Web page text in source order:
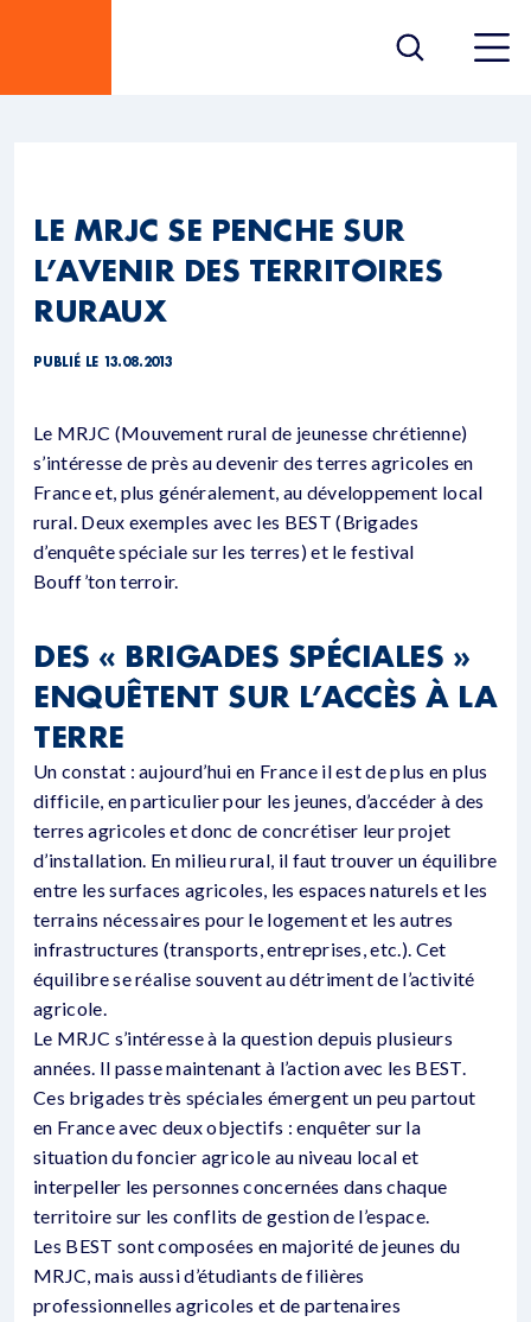
LE MRJC SE PENCHE SUR
L’AVENIR DES TERRITOIRES
RURAUX
PUBLIÉ LE 13.08.2013
Le MRJC (Mouvement rural de jeunesse chrétienne)
s’intéresse de près au devenir des terres agricoles en
France et, plus généralement, au développement local
rural. Deux exemples avec les BEST (Brigades
d’enquête spéciale sur les terres) et le festival
Bouff’ton terroir.
DES « BRIGADES SPÉCIALES »
ENQUÊTENT SUR L’ACCÈS À LA
TERRE
Un constat : aujourd’hui en France il est de plus en plus
difficile, en particulier pour les jeunes, d’accéder à des
terres agricoles et donc de concrétiser leur projet
d’installation. En milieu rural, il faut trouver un équilibre
entre les surfaces agricoles, les espaces naturels et les
terrains nécessaires pour le logement et les autres
infrastructures (transports, entreprises, etc.). Cet
équilibre se réalise souvent au détriment de l’activité
agricole.
Le MRJC s’intéresse à la question depuis plusieurs
années. Il passe maintenant à l’action avec les BEST.
Ces brigades très spéciales émergent un peu partout
en France avec deux objectifs : enquêter sur la
situation du foncier agricole au niveau local et
interpeller les personnes concernées dans chaque
territoire sur les conflits de gestion de l’espace.
Les BEST sont composées en majorité de jeunes du
MRJC, mais aussi d’étudiants de filières
professionnelles agricoles et de partenaires